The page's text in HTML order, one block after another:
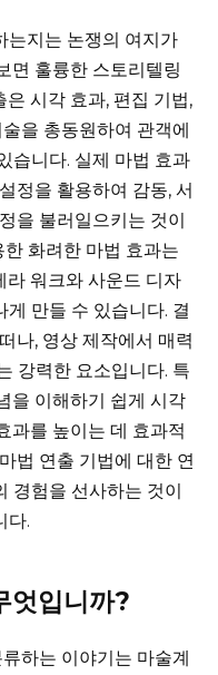
는지는 논쟁의 여지가
면 훌륭한 스토리텔링
시각 효과, 편집 기법,
을 총동원하여 관객에
습니다. 실제 마법 효과
정을 활용하여 감동, 서
을 불러일으키는 것이
화려한 마법 효과는
라 워크와 사운드 디자
만들 수 있습니다. 결
나, 영상 제작에서 매력
강력한 요소입니다. 특
을 이해하기 쉽게 시각
과를 높이는 데 효과적
법 연출 기법에 대한 연
경험을 선사하는 것이
다.
엇입니까?
하는 이야기는 마술계